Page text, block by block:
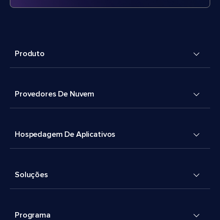
Produto
Provedores De Nuvem
Hospedagem De Aplicativos
Soluções
Programa